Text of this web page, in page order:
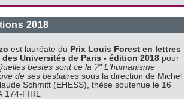
2018
est lauréate du Prix Louis Forest en lettres
Universités de Paris - édition 2018 pour
bestes sont ce la ?" L'humanisme
de ses bestiaires sous la direction de Michel
Schmitt (EHESS), thèse soutenue le 16
174-FIRL